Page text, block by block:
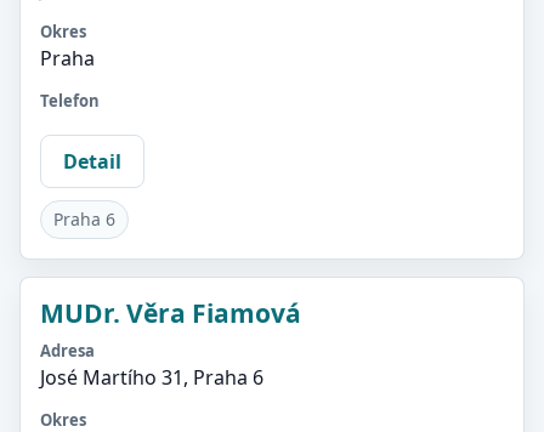
Okres
Praha
Telefon
Detail
Praha 6
MUDr. Věra Fiamová
Adresa
José Martího 31, Praha 6
Okres